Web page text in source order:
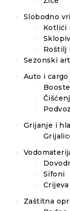
Slobodno
Kotlići
Roštilj
Sezonski
Auto i cargo
Grijanje i
Sifoni
Zaštitna